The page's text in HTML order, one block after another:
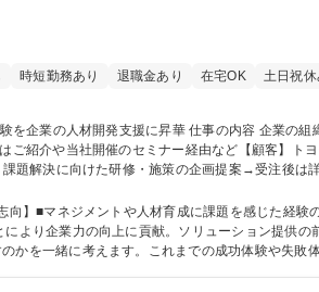
時短勤務あり 退職金あり 在宅OK 土日祝休
紹介や当社開催のセミナー経由など【顧客】ト
メント層の役割理解度ばらつきが課題→オンライ
験を企業の人
】■マネジメントや人材育成に課題を感じた経験
かを一緒に考えます。これまでの成功体験や失敗